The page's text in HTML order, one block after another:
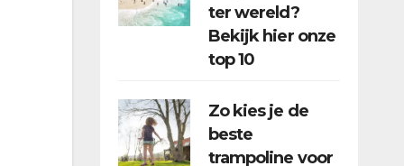
ter wereld?
Bekijk hier onze
top 10
Zo kies je de
beste
trampoline voor